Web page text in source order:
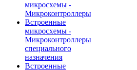
микросхемы -
Микроконтроллеры
Встроенные
микросхемы -
Микроконтроллеры
специального
назначения
Встроенные